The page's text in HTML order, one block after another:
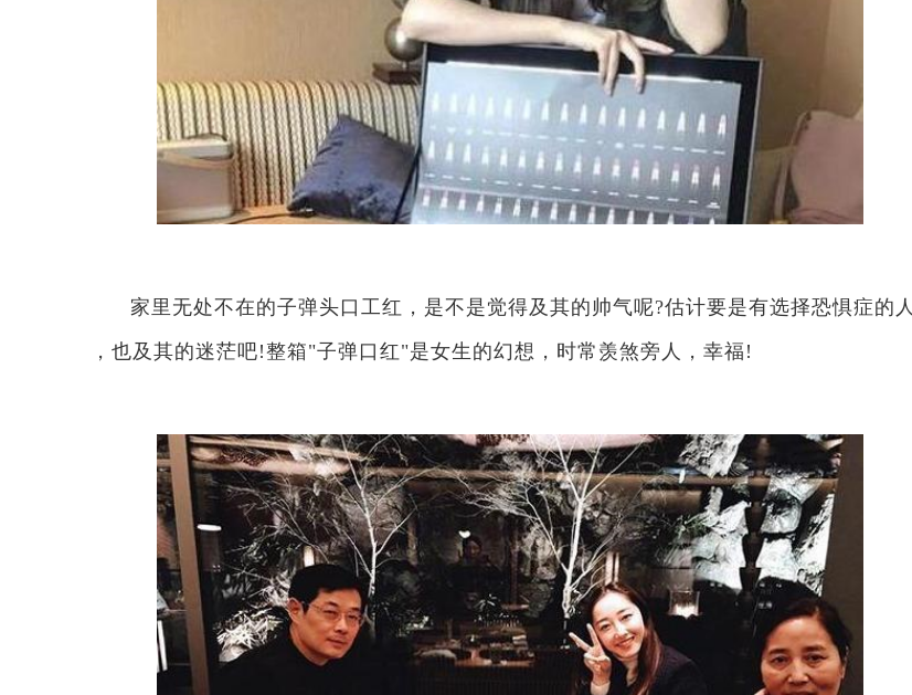
家里无处不在的子弹头口工红，是不是觉得及其的帅气呢?估计要是有选择恐惧症的人
，也及其的迷茫吧!整箱"子弹口红"是女生的幻想，时常羡煞旁人，幸福!